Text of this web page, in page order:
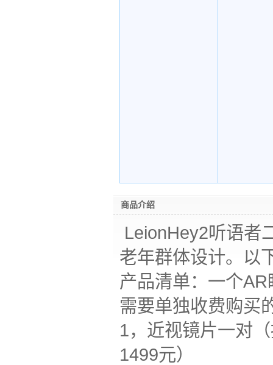
商品介绍
LeionHey2听语者
老年群体设计。以
产品清单：一个
需要单独收费购买
1，近视镜片一对
1499元）